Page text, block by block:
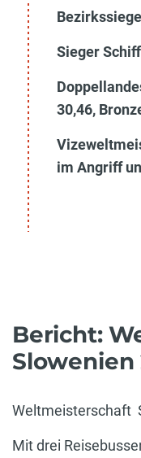
Sieger
30,46,
im Angriff
Bericht:
Slowenien
Weltmeisterschaft
Mit drei